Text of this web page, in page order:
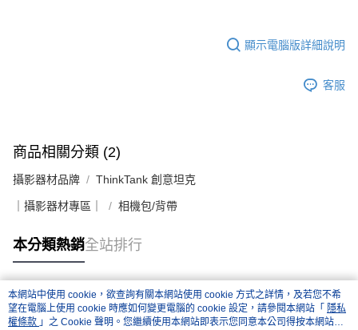
顯示電腦版詳細說明
客服
商品相關分類 (2)
攝影器材品牌 ThinkTank 創意坦克
｜攝影器材專區｜ 相機包/背帶
本分類熱銷全站排行
熱門標籤
本網站中使用 cookie，欲查詢有關本網站使用 cookie 方式之詳情，及若您不希
望在電腦上使用 cookie 時應如何變更電腦的 cookie 設定，請參閱本網站「 隱私
權條款 」之 Cookie 聲明。您繼續使用本網站即表示您同意本公司得按本網站使